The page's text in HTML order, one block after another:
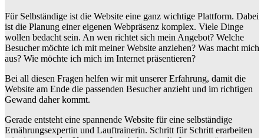
Für Selbständige ist die Website eine ganz wichtige Plattform. Dabei
ist die Planung einer eigenen Webpräsenz komplex. Viele Dinge
wollen bedacht sein. An wen richtet sich mein Angebot? Welche
Besucher möchte ich mit meiner Website anziehen? Was macht mich
aus? Wie möchte ich mich im Internet präsentieren?
Bei all diesen Fragen helfen wir mit unserer Erfahrung, damit die
Website am Ende die passenden Besucher anzieht und im richtigen
Gewand daher kommt.
Gerade entsteht eine spannende Website für eine selbständige
Ernährungsexpertin und Lauftrainerin. Schritt für Schritt erarbeiten